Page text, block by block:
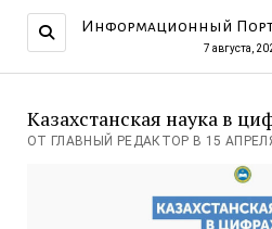
Информационный
7 августа,
Казахстанская наука в
ОТ ГЛАВНЫЙ РЕДАКТОР В 15